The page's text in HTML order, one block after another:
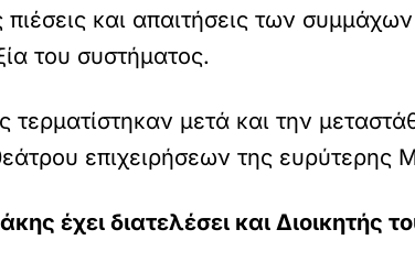
και απαιτήσεις των
του συστήματος.
τερματίστηκαν μετά και την
επιχειρήσεων της ευρύτερης
έχει διατελέσει και Διοικητής